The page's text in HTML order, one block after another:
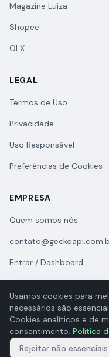
Magazine Luiza
Shopee
OLX
LEGAL
Termos de Uso
Privacidade
Uso Responsável
Preferências de Cookies
EMPRESA
Quem somos nós
Entrar / Dashboard
© 2026
GECKOAPI
Usamos cookies para
necessários são
Cookies analíticos e de
consentimento. Política
Rejeitar não essenciais